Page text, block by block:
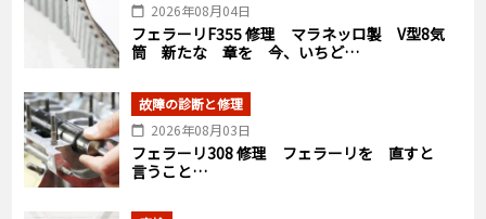
2026年08月04日
フェラーリF355 修理 マラネッロ製 V型8気
筒 新たな 章を 今、いちど…
故障の診断と修理
2026年08月03日
フェラーリ308 修理 フェラーリを 直すと
言うこと…